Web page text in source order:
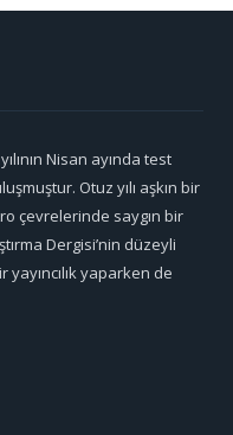
Nisan ayında test
Otuz yılı aşkın bir
çevrelerinde saygın bir
Dergisi’nin düzeyli
yaparken de